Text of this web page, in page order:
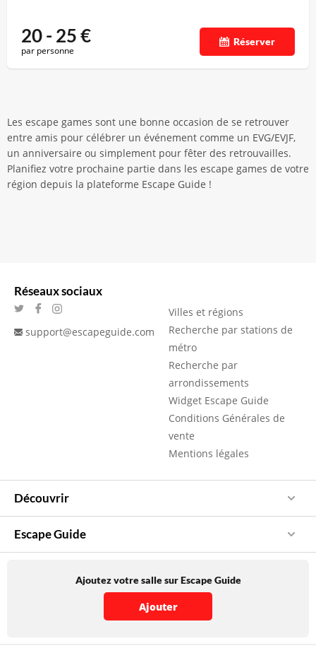
20 - 25€
par personne
Réserver
Les escape games sont une bonne occasion de se retrouver
entre amis pour célébrer un événement comme un EVG/EVJF,
un anniversaire ou simplement pour fêter des retrouvailles.
Planifiez votre prochaine partie dans les escape games de votre
région depuis la plateforme Escape Guide !
Réseaux sociaux
support@escapeguide.com
Villes et régions
Recherche par stations de
métro
Recherche par
arrondissements
Widget Escape Guide
Conditions Générales de
vente
Mentions légales
Découvrir
Escape Guide
Ajoutez votre salle sur Escape Guide
Ajouter